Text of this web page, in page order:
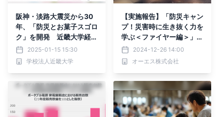
阪神・淡路大震災から30
年、「防災とお菓子スゴロ
ク」を開発 近畿大学経営
学部田口ゼミと株式会社
明治 関西支社のコラボ企
画
2025-01-15 15:30
学校法人近畿大学
【実施報告】「防災キャン
プ！災害時に生き抜く力を
学ぶ＜ファイヤー編＞」
神戸・多井畑交流広場で親
子参加型の体験イベントを
実施しました
2024-12-26 14:00
オーエス株式会社